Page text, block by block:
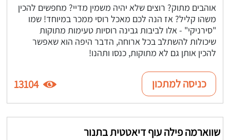
אוהבים מתוק? רוצים שלא יהיה משמין מדיי? מחפשים להכין
משהו קליל? אז הנה לכם מאכל רוסי ממכר במיוחד! שמו
"סירניקי" - אלו לביבות גבינה רוסיות טעימות מתוקות
שיכולות להשתלב בכל ארוחה, הדבר היפה הוא שאפשר
להכין אותן גם לא מתוקות, כנסו ותהנו!
כניסה למתכון 13104
שווארמה פילה עוף דיאטטית בתנור